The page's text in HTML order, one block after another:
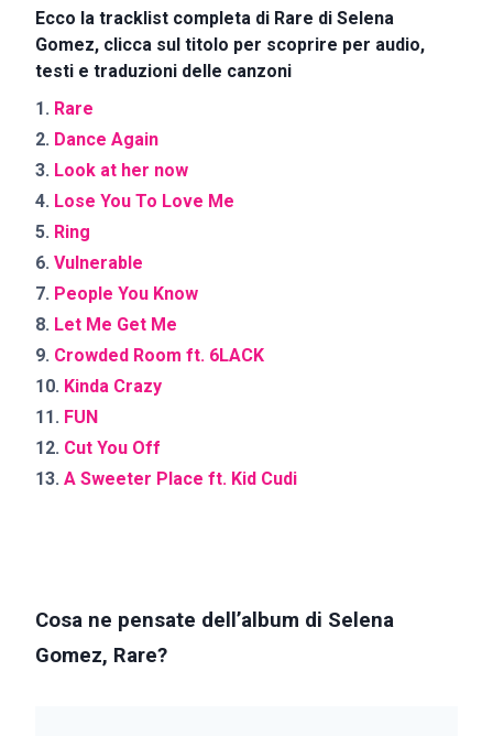
Ecco la tracklist completa di Rare di Selena
Gomez, clicca sul titolo per scoprire per audio,
testi e traduzioni delle canzoni
1. Rare
2. Dance Again
3. Look at her now
4. Lose You To Love Me
5. Ring
6. Vulnerable
7. People You Know
8. Let Me Get Me
9. Crowded Room ft. 6LACK
10. Kinda Crazy
11. FUN
12. Cut You Off
13. A Sweeter Place ft. Kid Cudi
Cosa ne pensate dell’album di Selena
Gomez, Rare?